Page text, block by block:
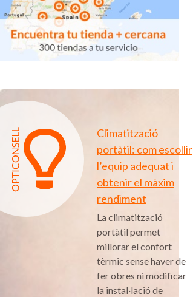
Climatització
portàtil: com escollir
l’equip adequat i
obtenir el màxim
rendiment
La climatització
portàtil permet
millorar el confort
tèrmic sense haver de
fer obres ni modificar
la instal·lació de